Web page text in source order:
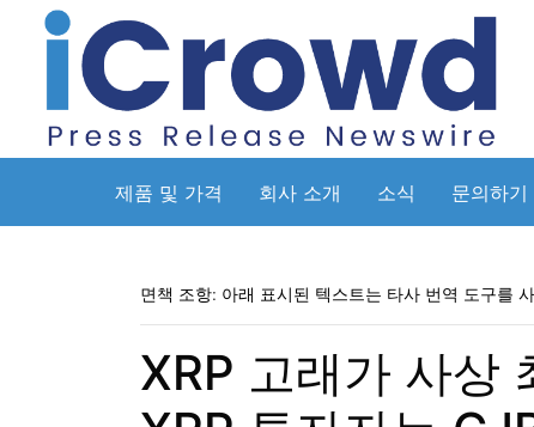
제품 및 가격 회사 소개 소식 문의하기
면책 조항: 아래 표시된 텍스트는 타사 번역 도구를
XRP 고래가 사상